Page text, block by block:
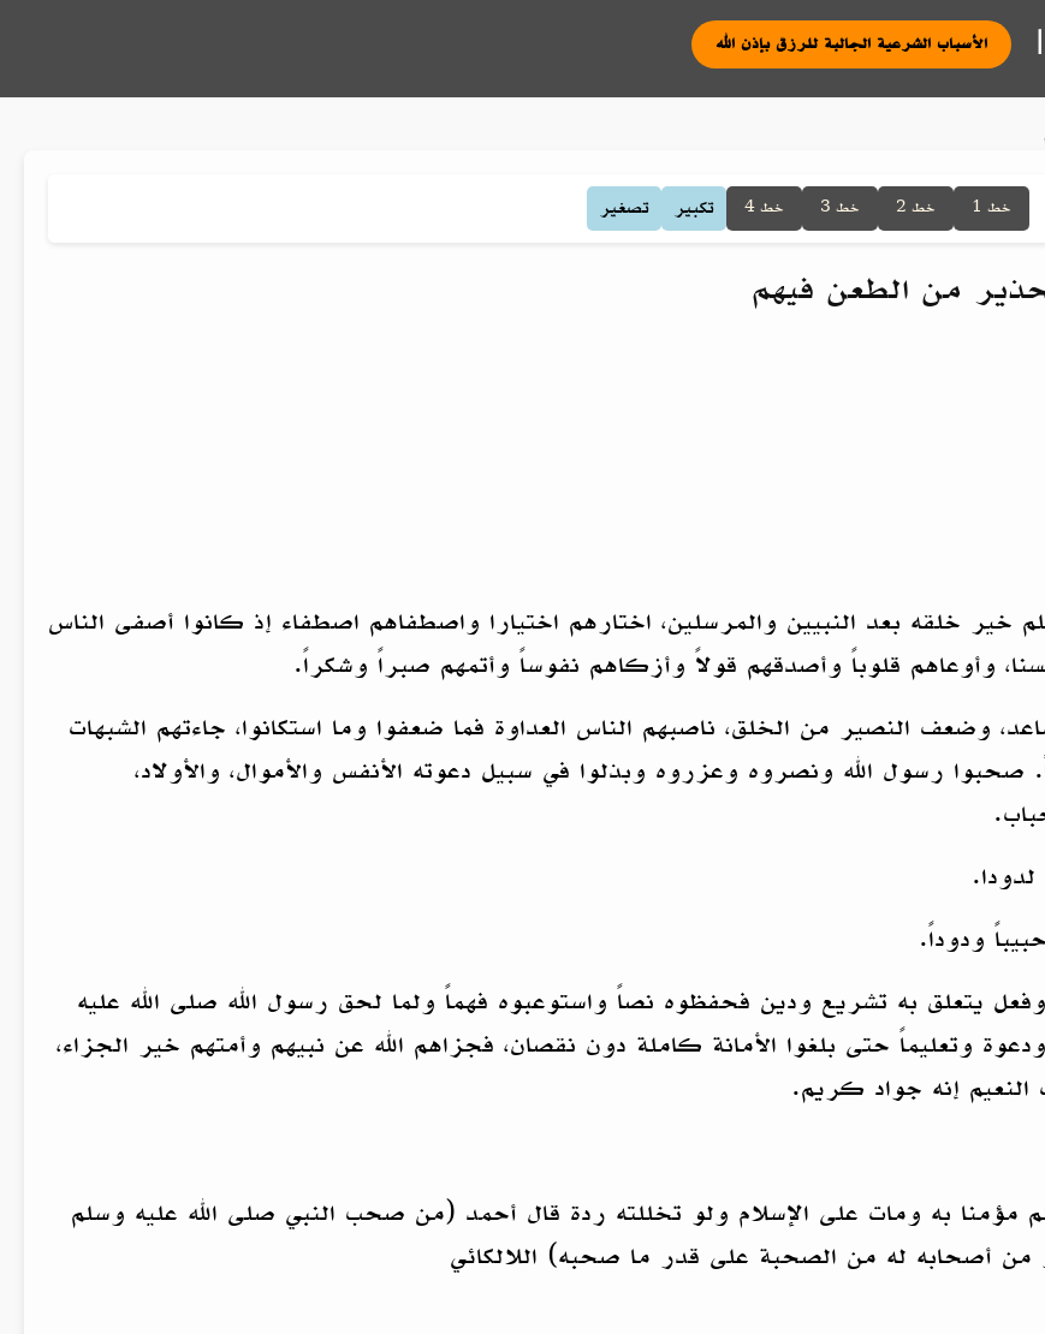
الأسباب الشرعية الجالبة للرزق بإذن الله |
خط 1 خط 2 خط 3 خط 4 تكبير تصغير
من الطعن فيهم
خير خلقه بعد النبيين والمرسلين، اختارهم اختيارا واصطفاهم اصطفاء إذ كانوا أصفى الناس
وأوعاهم قلوباً وأصدقهم قولاً وأزكاهم نفوساً وأتمهم صبراً وشكراً.
وضعف النصير من الخلق، ناصبهم الناس العداوة فما ضعفوا وما استكانوا، جاءتهم الشبهات
رسول الله ونصروه وعزروه وبذلوا في سبيل دعوته الأنفس والأموال، والأولاد،
ودوداً.
يتعلق به تشريع ودين فحفظوه نصاً واستوعبوه فهماً ولما لحق رسول الله صلى الله عليه
وتعليماً حتى بلغوا الأمانة كاملة دون نقصان، فجزاهم الله عن نبيهم وأمتهم خير الجزاء،
النعيم إنه جواد كريم.
مؤمنا به ومات على الإسلام ولو تخللته ردة قال أحمد (من صحب النبي صلى الله عليه وسلم
من أصحابه له من الصحبة على قدر ما صحبه) اللالكائي